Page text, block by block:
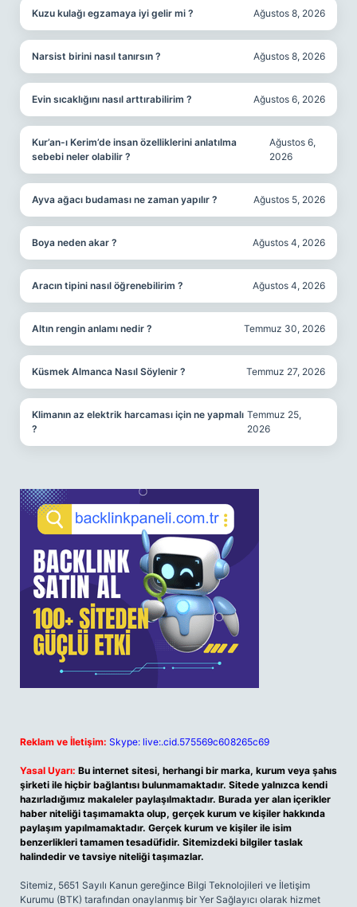
Kuzu kulağı egzamaya iyi gelir mi ? Ağustos 8, 2026
Narsist birini nasıl tanırsın ? Ağustos 8, 2026
Evin sıcaklığını nasıl arttırabilirim ? Ağustos 6, 2026
Kur’an-ı Kerim’de insan özelliklerini anlatılma
sebebi neler olabilir ?
Ağustos 6,
2026
Ayva ağacı budaması ne zaman yapılır ? Ağustos 5, 2026
Boya neden akar ? Ağustos 4, 2026
Aracın tipini nasıl öğrenebilirim ? Ağustos 4, 2026
Altın rengin anlamı nedir ? Temmuz 30, 2026
Küsmek Almanca Nasıl Söylenir ? Temmuz 27, 2026
Klimanın az elektrik harcaması için ne yapmalı
?
Temmuz 25,
2026
Reklam ve İletişim: Skype: live:.cid.575569c608265c69
Yasal Uyarı: Bu internet sitesi, herhangi bir marka, kurum veya şahıs
şirketi ile hiçbir bağlantısı bulunmamaktadır. Sitede yalnızca kendi
hazırladığımız makaleler paylaşılmaktadır. Burada yer alan içerikler
haber niteliği taşımamakta olup, gerçek kurum ve kişiler hakkında
paylaşım yapılmamaktadır. Gerçek kurum ve kişiler ile isim
benzerlikleri tamamen tesadüfidir. Sitemizdeki bilgiler taslak
halindedir ve tavsiye niteliği taşımazlar.
Sitemiz, 5651 Sayılı Kanun gereğince Bilgi Teknolojileri ve İletişim
Kurumu (BTK) tarafından onaylanmış bir Yer Sağlayıcı olarak hizmet